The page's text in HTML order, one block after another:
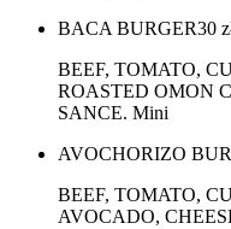
BACA BURGER30
BEEF, TOMATO,
ROASTED OMON
SANCE. Mini
AVOCHORIZO
BEEF, TOMATO,
AVOCADO,